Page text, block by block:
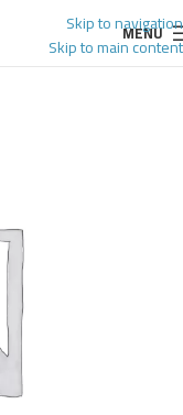
Skip to navigation
Skip to main content
MENU